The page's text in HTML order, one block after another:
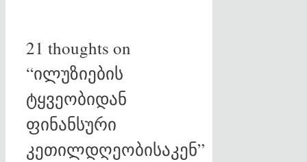
21 thoughts on
“ილუზიების
ტყვეობიდან
ფინანსური
კეთილდღეობისაკენ”